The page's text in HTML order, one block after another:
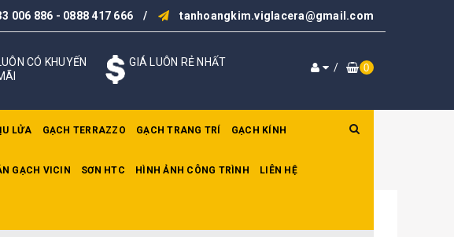
006 886 - 0888 417 666 / tanhoangkim.viglacera@gmail.com
LUÔN CÓ KHUYẾN
GIÁ LUÔN RẺ NHẤT / 0
LỬA GẠCH TERRAZZO GẠCH TRANG TRÍ GẠCH KÍNH
GẠCH VICIN SƠN HTC HÌNH ẢNH CÔNG TRÌNH LIÊN HỆ